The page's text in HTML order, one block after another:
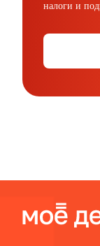
налоги и